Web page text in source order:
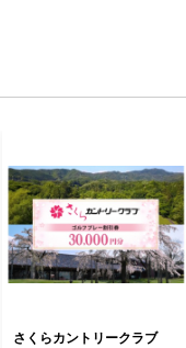
さくらカントリークラブ